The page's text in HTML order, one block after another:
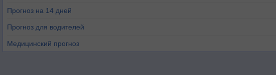
Прогноз на 14 дней
Прогноз для водителей
Медицинский прогноз